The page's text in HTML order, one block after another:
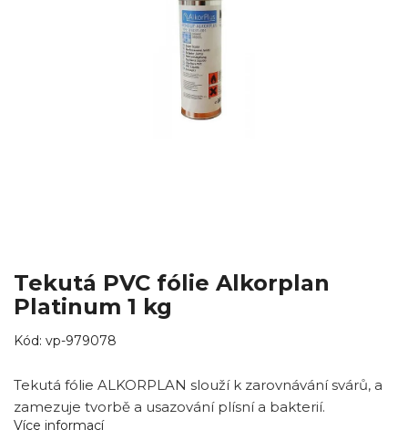
Tekutá PVC fólie Alkorplan
Platinum 1 kg
Kód: vp-979078
Tekutá fólie ALKORPLAN slouží k zarovnávání svárů, a
zamezuje tvorbě a usazování plísní a bakterií.
Více informací